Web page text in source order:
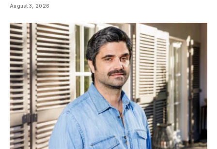
August 3, 2026